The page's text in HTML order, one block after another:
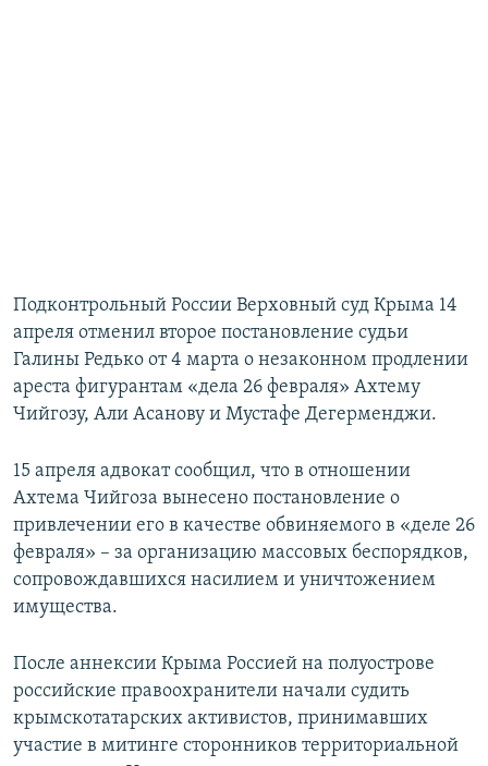
Подконтрольный России Верховный суд Крыма 14
апреля отменил второе постановление судьи
Галины Редько от 4 марта о незаконном продлении
ареста фигурантам «дела 26 февраля» Ахтему
Чийгозу, Али Асанову и Мустафе Дегерменджи.
15 апреля адвокат сообщил, что в отношении
Ахтема Чийгоза вынесено постановление о
привлечении его в качестве обвиняемого в «деле 26
февраля» – за организацию массовых беспорядков,
сопровождавшихся насилием и уничтожением
имущества.
После аннексии Крыма Россией на полуострове
российские правоохранители начали судить
крымскотатарских активистов, принимавших
участие в митинге сторонников территориальной